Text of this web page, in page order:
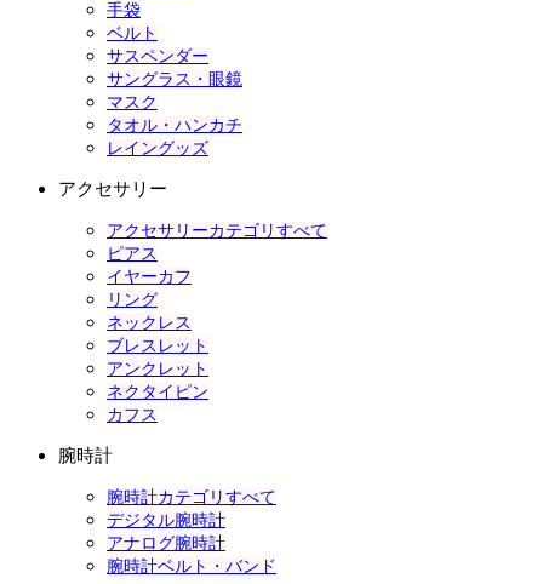
手袋
ベルト
サスペンダー
サングラス・眼鏡
マスク
タオル・ハンカチ
レイングッズ
アクセサリー
アクセサリーカテゴリすべて
ピアス
イヤーカフ
リング
ネックレス
ブレスレット
アンクレット
ネクタイピン
カフス
腕時計
腕時計カテゴリすべて
デジタル腕時計
アナログ腕時計
腕時計ベルト・バンド